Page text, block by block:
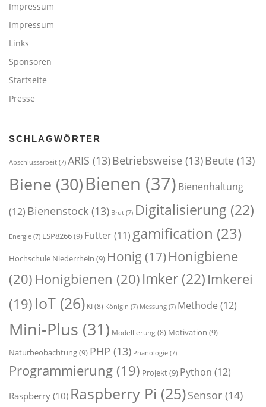
Impressum
Impressum
Links
Sponsoren
Startseite
Presse
SCHLAGWÖRTER
Abschlussarbeit (7) ARIS (13)Betriebsweise (13)Beute (13)
Biene (30)Bienen (37) Bienenhaltung
(12) Bienenstock (13) Brut (7) Digitalisierung (22)
Energie (7) ESP8266(9) Futter(11) gamification (23)
Hochschule Niederrhein (9) Honig (17)Honigbiene
(20)Honigbienen (20)Imker (22) Imkerei
(19) IoT (26) KI(8) Königin (7) Messung (7) Methode (12)
Mini-Plus (31) Modellierung(8) Motivation (9)
Naturbeobachtung(9) PHP (13) Phänologie (7)
Programmierung (19) Projekt(9) Python (12)
Raspberry (10) Raspberry Pi (25)Sensor (14)